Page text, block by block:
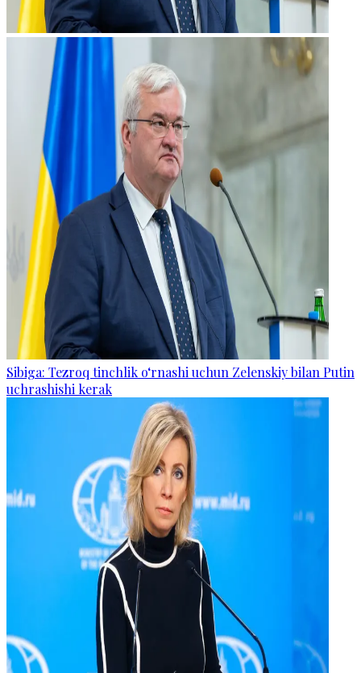
Sibiga: Tezroq tinchlik o‘rnashi uchun Zelenskiy bilan Putin
uchrashishi kerak